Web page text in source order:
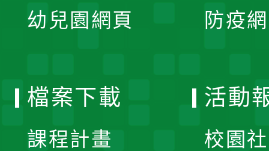
幼兒園網頁 防疫
檔案下載
課程計畫
活動
校園